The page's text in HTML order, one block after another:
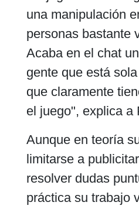
una manipulación
personas bastante
Acaba en el chat
gente que está
que claramente
el juego", explica a
Aunque en teoría
limitarse a
resolver dudas
práctica su trabajo